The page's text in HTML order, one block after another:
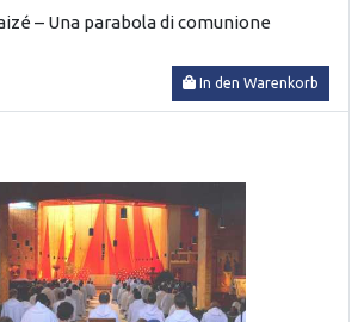
– Una parabola di comunione
In den Warenkorb